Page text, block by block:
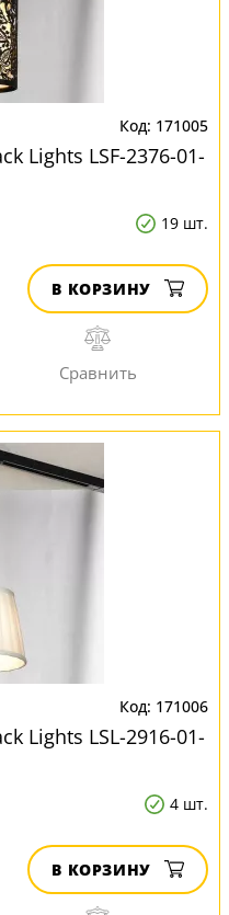
171005
Lights LSF-2376-01-
19 шт.
В КОРЗИНУ
171006
Lights LSL-2916-01-
4 шт.
В КОРЗИНУ